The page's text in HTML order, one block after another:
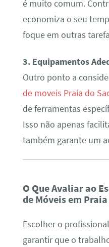
é muito comum.
economiza o seu
foque em outras
3. Equipamentos
Outro ponto a
de moveis Praia do
de ferramentas
Isso não apenas
também garante um
O Que Avaliar ao
de Móveis em Praia
Escolher o
garantir que o